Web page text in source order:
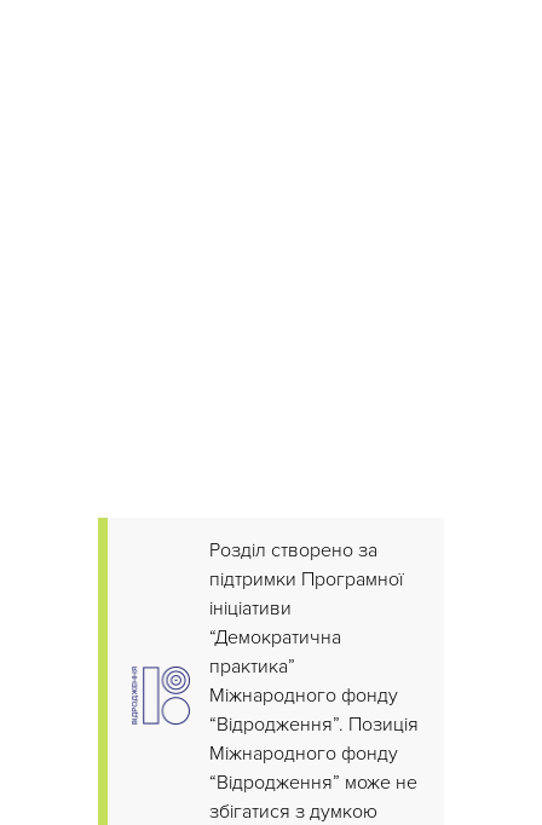
Розділ створено за
підтримки Програмної
ініціативи
“Демократична
практика”
Міжнародного фонду
“Відродження”. Позиція
Міжнародного фонду
“Відродження” може не
збігатися з думкою